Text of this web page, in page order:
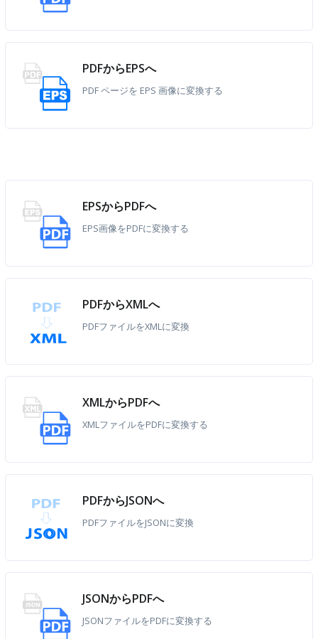
PDFからEPSへ
PDF ページを EPS 画像に変換する
EPSからPDFへ
EPS画像をPDFに変換する
PDFからXMLへ
PDFファイルをXMLに変換
XMLからPDFへ
XMLファイルをPDFに変換する
PDFからJSONへ
PDFファイルをJSONに変換
JSONからPDFへ
JSONファイルをPDFに変換する